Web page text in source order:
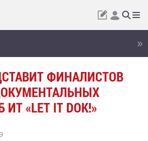
ФИНАЛИСТОВ
«LET IT DOK!»